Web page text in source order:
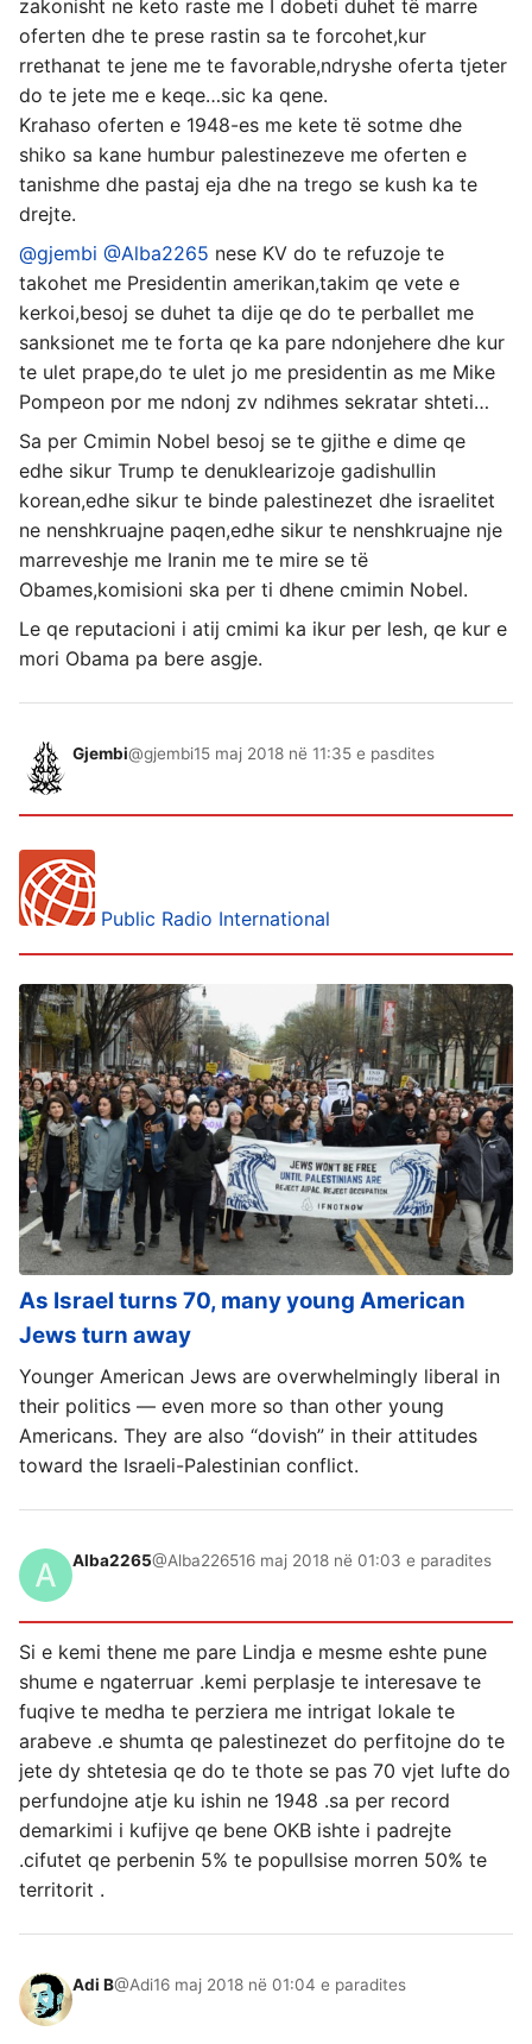
zakonisht ne keto raste me I dobeti duhet të marre
oferten dhe te prese rastin sa te forcohet,kur
rrethanat te jene me te favorable,ndryshe oferta tjeter
do te jete me e keqe…sic ka qene.
Krahaso oferten e 1948-es me kete të sotme dhe
shiko sa kane humbur palestinezeve me oferten e
tanishme dhe pastaj eja dhe na trego se kush ka te
drejte.
@gjembi @Alba2265 nese KV do te refuzoje te
takohet me Presidentin amerikan,takim qe vete e
kerkoi,besoj se duhet ta dije qe do te perballet me
sanksionet me te forta qe ka pare ndonjehere dhe kur
te ulet prape,do te ulet jo me presidentin as me Mike
Pompeon por me ndonj zv ndihmes sekratar shteti…
Sa per Cmimin Nobel besoj se te gjithe e dime qe
edhe sikur Trump te denuklearizoje gadishullin
korean,edhe sikur te binde palestinezet dhe israelitet
ne nenshkruajne paqen,edhe sikur te nenshkruajne nje
marreveshje me Iranin me te mire se të
Obames,komisioni ska per ti dhene cmimin Nobel.
Le qe reputacioni i atij cmimi ka ikur per lesh, qe kur e
mori Obama pa bere asgje.
Gjembi@gjembi15 maj 2018 në 11:35 e pasdites
Public Radio International
As Israel turns 70, many young American
Jews turn away
Younger American Jews are overwhelmingly liberal in
their politics — even more so than other young
Americans. They are also “dovish” in their attitudes
toward the Israeli-Palestinian conflict.
Alba2265@Alba226516 maj 2018 në 01:03 e paradites
Si e kemi thene me pare Lindja e mesme eshte pune
shume e ngaterruar .kemi perplasje te interesave te
fuqive te medha te perziera me intrigat lokale te
arabeve .e shumta qe palestinezet do perfitojne do te
jete dy shtetesia qe do te thote se pas 70 vjet lufte do
perfundojne atje ku ishin ne 1948 .sa per record
demarkimi i kufijve qe bene OKB ishte i padrejte
.cifutet qe perbenin 5% te popullsise morren 50% te
territorit .
Adi B@Adi16 maj 2018 në 01:04 e paradites